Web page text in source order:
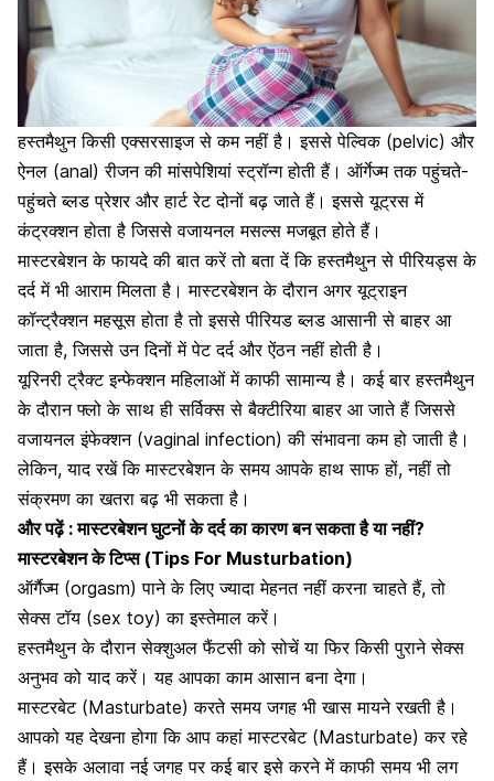
हस्तमैथुन किसीएक्सरसाइजसे कम नहीं है। इससे पेल्विक (pelvic) और
ऐनल (anal) रीजन की मांसपेशियां स्ट्रॉन्ग होती हैं। ऑर्गेज्मतक पहुंचते-
पहुंचतेब्लड प्रेशरऔरहार्ट रेटदोनों बढ़ जाते हैं। इससेयूट्रस में
कंट्रक्शनहोता है जिससेवजायनल मसल्स मजबूत होते हैं।
मास्टरबेशन के फायदे की बात करें तो बता दें कि हस्तमैथुन सेपीरियड्स के
दर्दमें भी आराम मिलता है। मास्टरबेशन के दौरान अगर यूट्राइन
कॉन्ट्रैक्शन महसूस होता है तो इससे पीरियड ब्लड आसानी से बाहर आ
जाता है, जिससे उन दिनों मेंपेट दर्द और ऐंठननहीं होती है।
यूरिनरी ट्रैक्ट इन्फेक्शनमहिलाओं में काफी सामान्य है। कई बार हस्तमैथुन
के दौरान फ्लो के साथ ही सर्विक्स से बैक्टीरिया बाहर आ जाते हैं जिससे
वजायनल इंफेक्शन (vaginal infection) की संभावना कम हो जाती है।
लेकिन, याद रखें कि मास्टरबेशन के समय आपके हाथ साफ हों, नहीं तो
संक्रमण का खतरा बढ़ भी सकता है।
और पढ़ें :मास्टरबेशन घुटनों के दर्द का कारण बन सकता है या नहीं?
मास्टरबेशन के टिप्स (Tips For Musturbation)
ऑर्गैज्म (orgasm) पाने के लिए ज्यादा मेहनत नहीं करना चाहते हैं, तो
सेक्स टॉय (sex toy) का इस्तेमाल करें।
हस्तमैथुन के दौरान सेक्शुअल फैंटसी को सोचें या फिर किसी पुराने सेक्स
अनुभव को याद करें। यह आपका काम आसान बना देगा।
मास्टरबेट (Masturbate) करते समय जगह भी खास मायने रखती है।
आपको यह देखना होगा कि आप कहां मास्टरबेट (Masturbate) कर रहे
हैं। इसके अलावा नई जगह पर कई बार इसे करने में काफी समय भी लग